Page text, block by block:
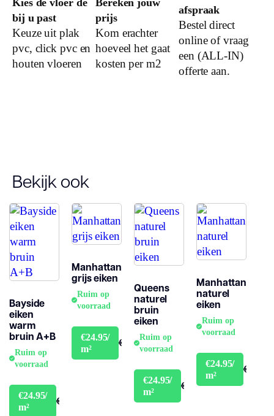
Dessin
Gebruiksklasse
Garantie
Woongebruik
(jaren)
bij u past
Keuze uit plak
pvc, click pvc en
houten vloeren
prijs
Kom erachter
hoeveel het gaat
kosten per m2
afspraak
Bestel direct
online of vraag
een (ALL-IN)
offerte aan.
Bekijk ook
Bayside
eiken
warm
bruin A+B
Ruim op
voorraad
€24.95/
m²
€29.95
Manhattan
grijs eiken
Ruim op
voorraad
€24.95/
m²
€29.95
Queens
naturel
bruin
eiken
Ruim op
voorraad
€24.95/
m²
€29.95
Manhattan
naturel
eiken
Ruim op
voorraad
€24.95/
m²
€29.95